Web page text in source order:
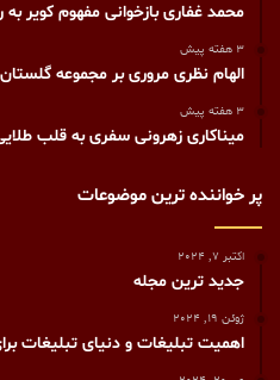
محمد غفاری بازخوانی مفهوم کویر
3 هفته پیش
الهام نظری مروری بر مجموعه گلستان
3 هفته پیش
میناکاری زهرونی سفری به قلب
پر خواننده ترین موضوعات
اکتبر 7, 2024
جدید ترین مجله
ژوئن 19, 2024
اهمیت تبلیغات و دنیای تبلیغات